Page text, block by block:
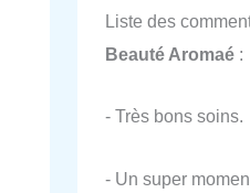
Liste des
Beauté Aromaé :
- Très bons soins.
- Un super